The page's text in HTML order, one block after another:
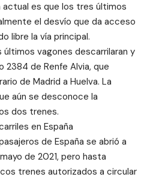
actual es que los tres últimos
el desvío que da acceso
libre la vía principal.
vagones descarrilaran y
2384 de Renfe Alvia, que
de Madrid a Huelva. La
aún se desconoce la
dos trenes.
en España
de España se abrió a
de 2021, pero hasta
trenes autorizados a circular